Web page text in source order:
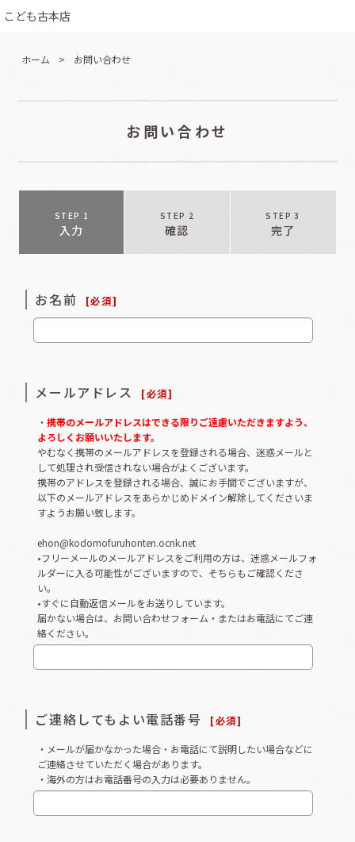
こども古本店
ホーム > お問い合わせ
お問い合わせ
STEP 1
入力
STEP 2
確認
STEP 3
完了
お名前 [必須]
メールアドレス [必須]
・携帯のメールアドレスはできる限りご遠慮いただきますよう、
よろしくお願いいたします。
やむなく携帯のメールアドレスを登録される場合、迷惑メールと
して処理され受信されない場合がよくございます。
携帯のアドレスを登録される場合、誠にお手間でございますが、
以下のメールアドレスをあらかじめドメイン解除してくださいま
すようお願い致します。
ehon@kodomofuruhonten.ocnk.net
•フリーメールのメールアドレスをご利用の方は、迷惑メールフォ
ルダーに入る可能性がございますので、そちらもご確認くださ
い。
•すぐに自動返信メールをお送りしています。
届かない場合は、お問い合わせフォーム・またはお電話にてご連
絡ください。
ご連絡してもよい電話番号 [必須]
・メールが届かなかった場合・お電話にて説明したい場合などに
ご連絡させていただく場合があります。
・海外の方はお電話番号の入力は必要ありません。